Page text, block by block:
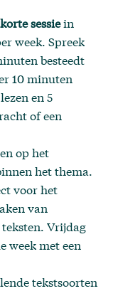
sessiein
week. Spreek
besteedt
10 minuten
en 5
of een
op het
het thema.
voor het
van
Vrijdag
week met een
tekstsoorten